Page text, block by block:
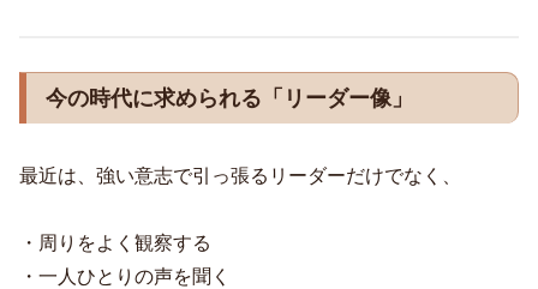
今の時代に求められる「リーダー像」
最近は、強い意志で引っ張るリーダーだけでなく、
・周りをよく観察する
・一人ひとりの声を聞く